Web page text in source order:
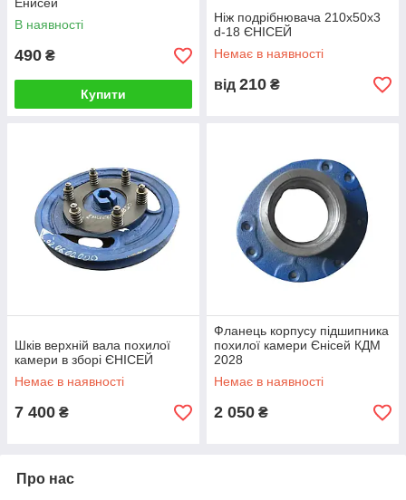
В наявності
490 ₴
Купити
Ніж подрібнювача 210x50x3
d-18 ЄНІСЕЙ
Немає в наявності
від 210 ₴
Шків верхній вала похилої
камери в зборі ЄНІСЕЙ
Немає в наявності
7 400 ₴
Фланець корпусу підшипника
похилої камери Єнісей КДМ
2028
Немає в наявності
2 050 ₴
Про нас